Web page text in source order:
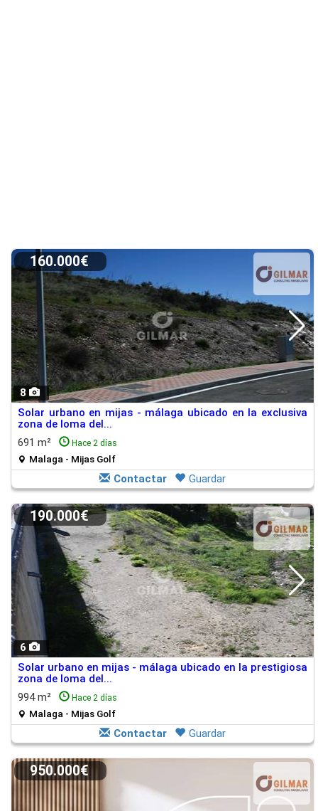
8
160.000€
Solar urbano en mijas - málaga ubicado en la exclusiva
zona de loma del...
691 m²
Hace 2 días
Malaga - Mijas Golf
Contactar Guardar
6
190.000€
Solar urbano en mijas - málaga ubicado en la prestigiosa
zona de loma del...
994 m²
Hace 2 días
Malaga - Mijas Golf
Contactar Guardar
950.000€